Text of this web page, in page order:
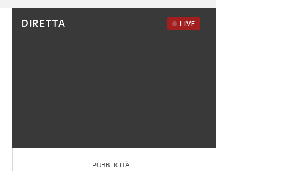
DIRETTA LIVE
PUBBLICITÀ